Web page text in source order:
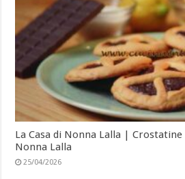
La Casa di Nonna Lalla |
Nonna Lalla
25/04/2026